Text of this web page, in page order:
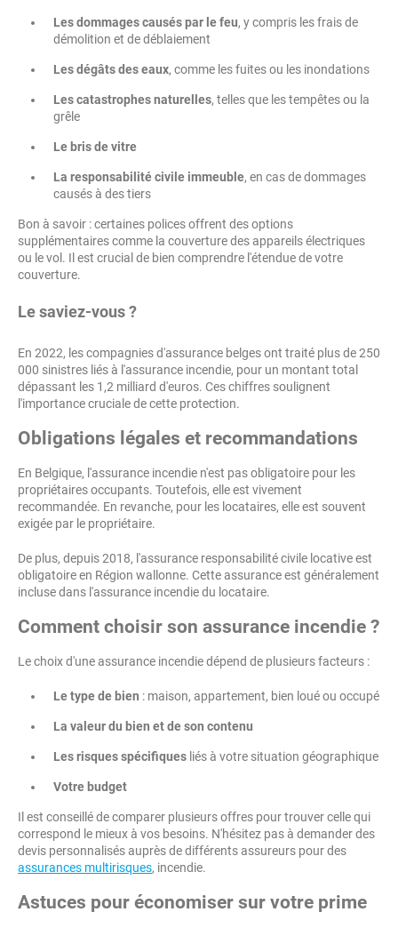
Les dommages causés par le feu, y compris les frais de
démolition et de déblaiement
Les dégâts des eaux, comme les fuites ou les inondations
Les catastrophes naturelles, telles que les tempêtes ou la
grêle
Le bris de vitre
La responsabilité civile immeuble, en cas de dommages
causés à des tiers
Bon à savoir : certaines polices offrent des options
supplémentaires comme la couverture des appareils électriques
ou le vol. Il est crucial de bien comprendre l'étendue de votre
couverture.
Le saviez-vous ?
En 2022, les compagnies d'assurance belges ont traité plus de 250
000 sinistres liés à l'assurance incendie, pour un montant total
dépassant les 1,2 milliard d'euros. Ces chiffres soulignent
l'importance cruciale de cette protection.
Obligations légales et recommandations
En Belgique, l'assurance incendie n'est pas obligatoire pour les
propriétaires occupants. Toutefois, elle est vivement
recommandée. En revanche, pour les locataires, elle est souvent
exigée par le propriétaire.
De plus, depuis 2018, l'assurance responsabilité civile locative est
obligatoire en Région wallonne. Cette assurance est généralement
incluse dans l'assurance incendie du locataire.
Comment choisir son assurance incendie ?
Le choix d'une assurance incendie dépend de plusieurs facteurs :
Le type de bien : maison, appartement, bien loué ou occupé
La valeur du bien et de son contenu
Les risques spécifiques liés à votre situation géographique
Votre budget
Il est conseillé de comparer plusieurs offres pour trouver celle qui
correspond le mieux à vos besoins. N'hésitez pas à demander des
devis personnalisés auprès de différents assureurs pour des
assurances multirisques, incendie.
Astuces pour économiser sur votre prime